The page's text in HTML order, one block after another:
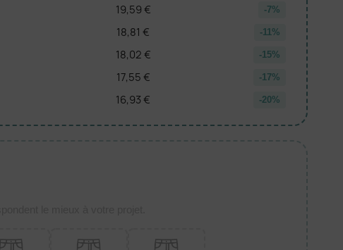
19,59 € -7%
18,81 € -11%
18,02 € -15%
17,55 € -17%
16,93 € -20%